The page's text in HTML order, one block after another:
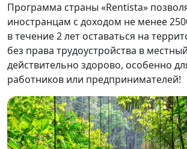
Программа страны «Rentista»
иностранцам с доходом не менее
в течение 2 лет оставаться на
без права трудоустройства в
действительно здорово, особенно
работников или предпринимателей!